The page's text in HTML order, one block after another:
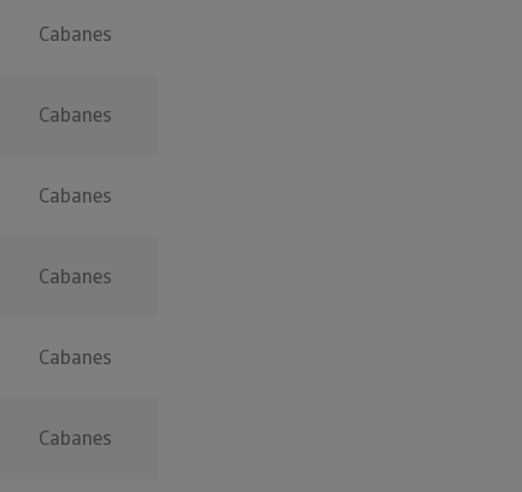
Cabanes
Cabanes
Cabanes
Cabanes
Cabanes
Cabanes